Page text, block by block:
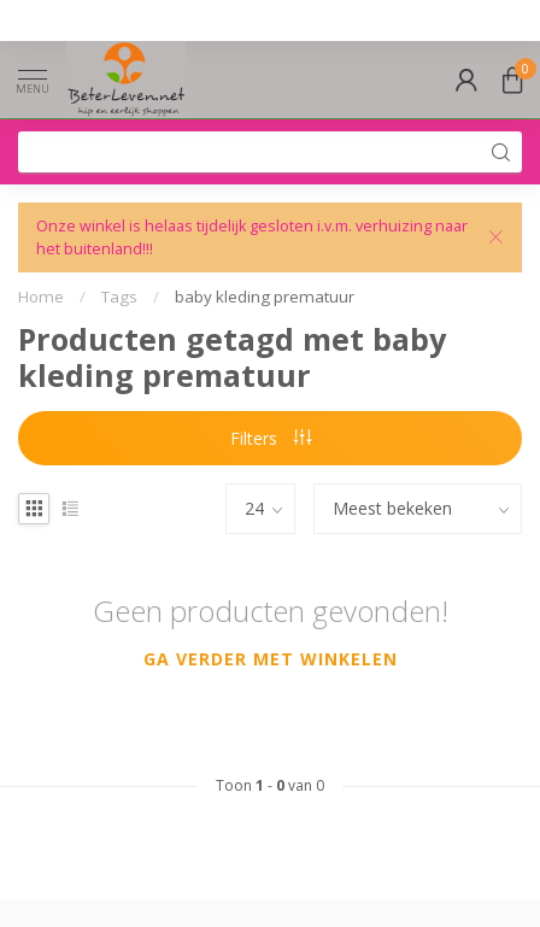
MENU
0
Onze winkel is helaas tijdelijk gesloten i.v.m. verhuizing naar
het buitenland!!!
Home / Tags / baby kleding prematuur
Producten getagd met baby
kleding prematuur
Filters
Geen producten gevonden!
GA VERDER MET WINKELEN
Toon 1 - 0van 0